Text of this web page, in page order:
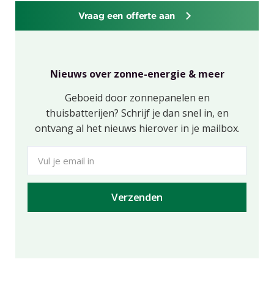
Vraag een offerte aan
Nieuws over zonne-energie & meer
Geboeid door zonnepanelen en
thuisbatterijen? Schrijf je dan snel in, en
ontvang al het nieuws hierover in je mailbox.